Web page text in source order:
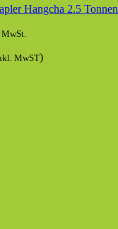
Hangcha 2.5 Tonnen
MwSt.
MwST)